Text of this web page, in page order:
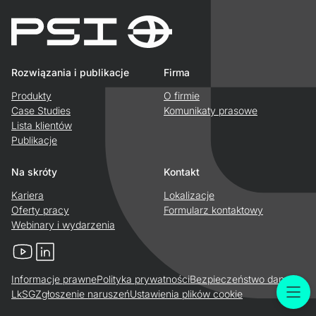
Rozwiązania i publikacje
Produkty
Case Studies
Lista klientów
Publikacje
Firma
O firmie
Komunikaty prasowe
Na skróty
Kariera
Oferty pracy
Webinary i wydarzenia
Kontakt
Lokalizacje
Formularz kontaktowy
YouTubeLinkedIn
Informacje prawnePolityka prywatnościBezpieczeństwo danych
LkSGZgłoszenie naruszeńUstawienia plików cookie